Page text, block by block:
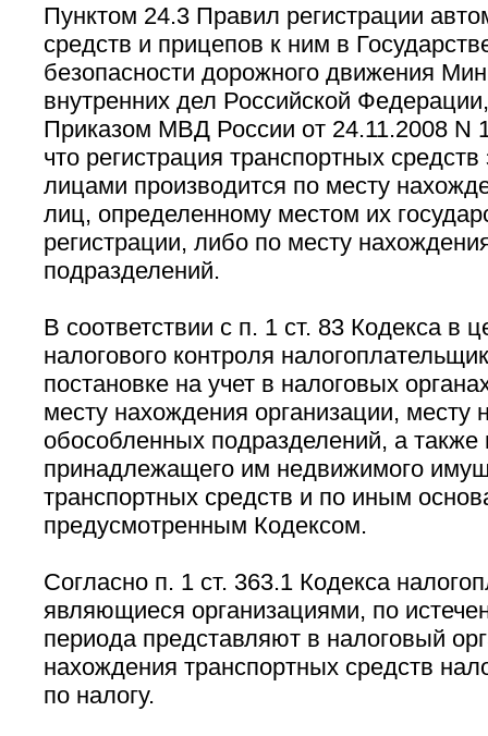
Пунктом 24.3 Правил регистрации
средств и прицепов к ним в
безопасности дорожного движения
внутренних дел Российской
Приказом МВД России от 24.11.2008 N
что регистрация транспортных
лицами производится по месту
лиц, определенному местом их
регистрации, либо по месту
подразделений.
В соответствии с п. 1 ст. 83 Кодекса в
налогового контроля
постановке на учет в налоговых
месту нахождения организации, месту
обособленных подразделений, а
принадлежащего им недвижимого
транспортных средств и по иным
предусмотренным Кодексом.
Согласно п. 1 ст. 363.1 Кодекса
являющиеся организациями, по
периода представляют в налоговый
нахождения транспортных средств
по налогу.